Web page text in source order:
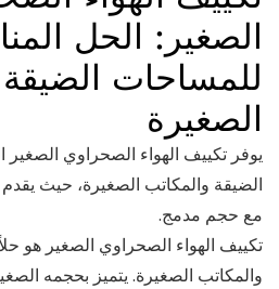
الصغير: الحل
للمساحات
الصغيرة
يوفر تكييف الهواء الصحراوي
الضيقة والمكاتب الصغيرة، حيث يقدم
مع حجم مدمج.
تكييف الهواء الصحراوي الصغير هو
والمكاتب الصغيرة. يتميز بحجمه